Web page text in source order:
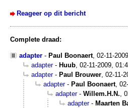
Reageer op dit bericht
Complete draad:
adapter - Paul Boonaert, 02-11-
adapter- Huub 02-11-2009,
adapter- Paul Brouwer 02-11-
adapter- Paul Boonaert,
adapter- Willem.H.N.
adapter- Maarten